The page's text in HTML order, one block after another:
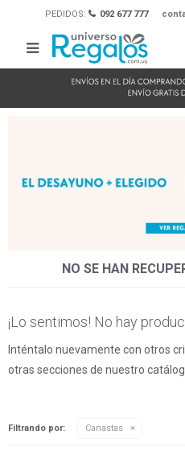
PEDIDOS: 092 677 777

NO SE HAN
¡Lo sentimos! No hay
Inténtalo nuevamente con otros
otras secciones de nuestro
Filtrando por: Canastas